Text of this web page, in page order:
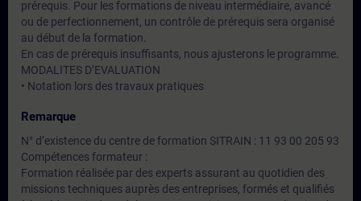
prérequis. Pour les formations de niveau intermédiaire, avancé
ou de perfectionnement, un contrôle de prérequis sera organisé
au début de la formation.
En cas de prérequis insuffisants, nous ajusterons le programme.
MODALITES D’EVALUATION
• Notation lors des travaux pratiques
Remarque
N° d’existence du centre de formation SITRAIN : 11 93 00 205 93
Compétences formateur :
Formation réalisée par des experts assurant au quotidien des
missions techniques auprès des entreprises, formés et qualifiés